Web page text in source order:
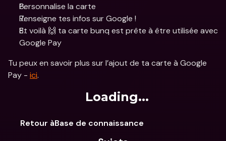
Personnalise la carte
Renseigne tes infos sur Google !
Et voilà 🙌 ta carte bunq est prête à être utilisée avec
Google Pay
Tu peux en savoir plus sur l’ajout de ta carte à Google
Pay - ici.
Loading...
Retour àBase de connaissance